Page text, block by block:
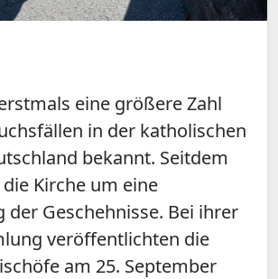
eine größere Zahl
in der katholischen
bekannt. Seitdem
Kirche um eine
der Geschehnisse. Bei ihrer
veröffentlichten die
am 25. September